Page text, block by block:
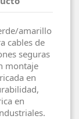
amarillo
cables de
seguras
montaje
en
en